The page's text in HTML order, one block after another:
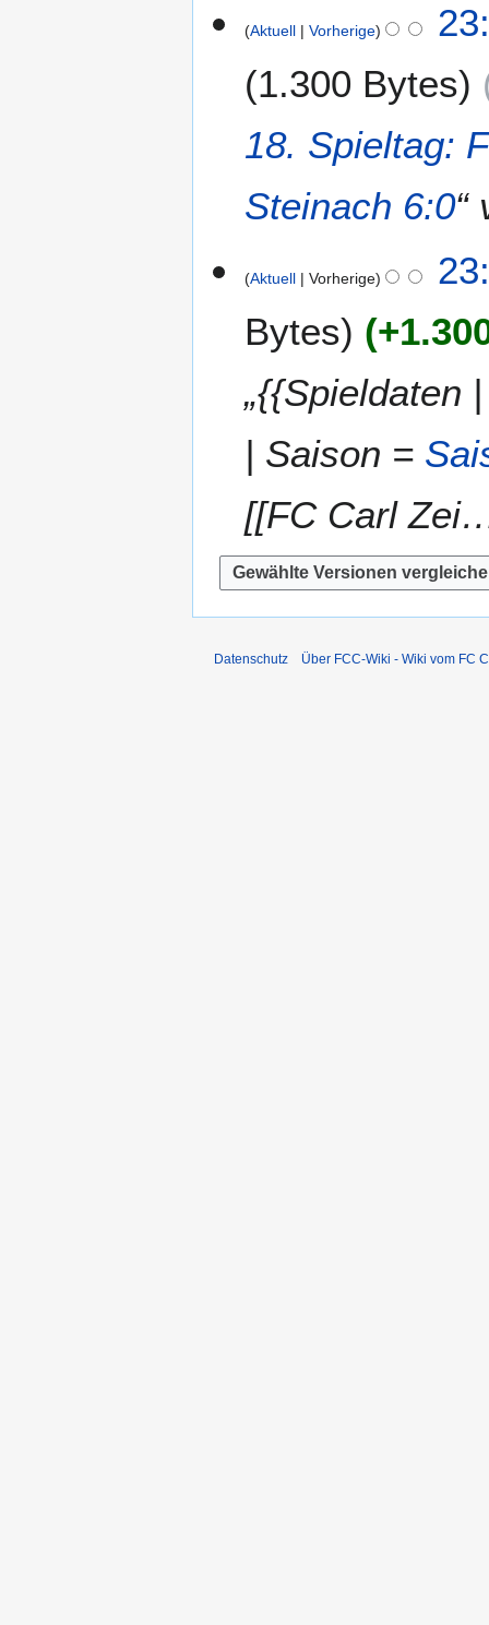
2
Aktuell Vorherige
1.300 Bytes
18. Spieltag:
Steinach 6:0“
Aktuell Vorherige
Bytes
„{{Spieldaten
| Saison =
[[FC Carl
Datenschutz Über FCC-Wiki - Wiki vom FC